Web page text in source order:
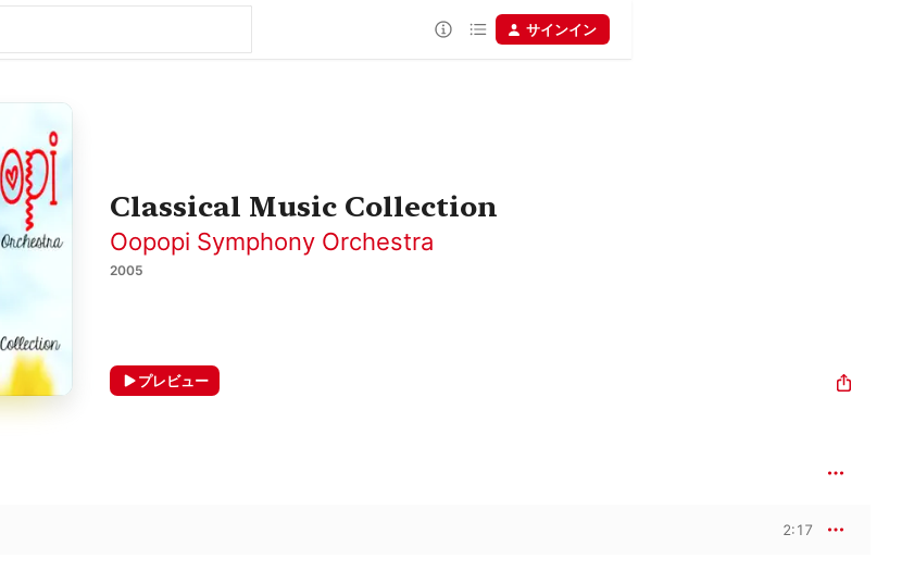
サインイン
Classical Music Collection
Oopopi Symphony Orchestra
2005
プレビュー
2:17